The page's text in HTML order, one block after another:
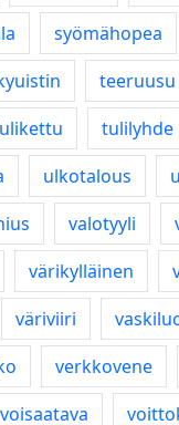
syömähopea
teeruusu
tulilyhde
ulkotalous
valotyyli
värikylläinen
väriviiri
verkkovene
voisaatava